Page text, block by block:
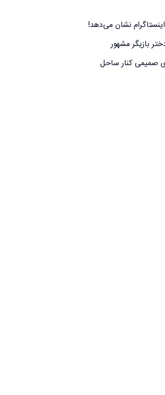
نشان می‌دهد!
بازیگر مشهور
صمیمی کنار ساحل